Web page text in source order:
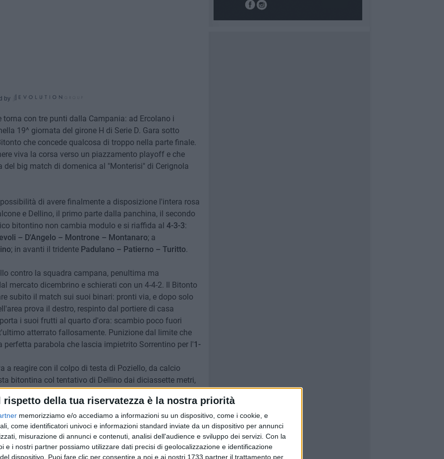
rispetto della tua riservatezza è la nostra priorità
memorizziamo e/o accediamo a informazioni su un dispositivo, come i cookie, e
come identificatori univoci e informazioni standard inviate da un dispositivo per annunci
misurazione di annunci e contenuti, analisi dell'audience e sviluppo dei servizi. Con la
e i nostri partner possiamo utilizzare dati precisi di geolocalizzazione e identificazione
dispositivo. Puoi fare clic per consentire a noi e ai nostri 1733 partner il trattamento per
by
torna con tre punti dalla Campania: ad Ercolano i
19^ giornata del girone H di Serie D. Gara sotto
che concede qualcosa di troppo nella parte finale.
viva la corsa verso un piazzamento playoff e che
big match di domenica al "Monterisi" di Cerignola
di avere finalmente a disposizione l'intera rosa
e Dellino, il primo parte dalla panchina, il secondo
bitontino non cambia modulo e si riaffida al 4-3-3:
– D'Angelo – Montrone – Montanaro; a
; in avanti il tridente Padulano – Patierno – Turitto.
contro la squadra campana, penultima ma
mercato dicembrino e schierati con un 4-4-2. Il Bitonto
subito il match sui suoi binari: pronti via, e dopo solo
prova il destro, respinto dal portiere di casa
i suoi frutti al quarto d'ora: scambio poco fuori
atterrato fallosamente. Punizione dal limite che
parabola che lascia impietrito Sorrentino per l'1-
a reagire con il colpo di testa di Poziello, da calcio
bitontina col tentativo di Dellino dai diciassette metri,
31', quando ancora Poziello penetra in area di rigore e
sé e il pareggio il corpo di uno stoico Montrone, che
per via dell'infortunio alla mano di Montanaro: al suo
campano Ferrara, che rimedia due gialli in